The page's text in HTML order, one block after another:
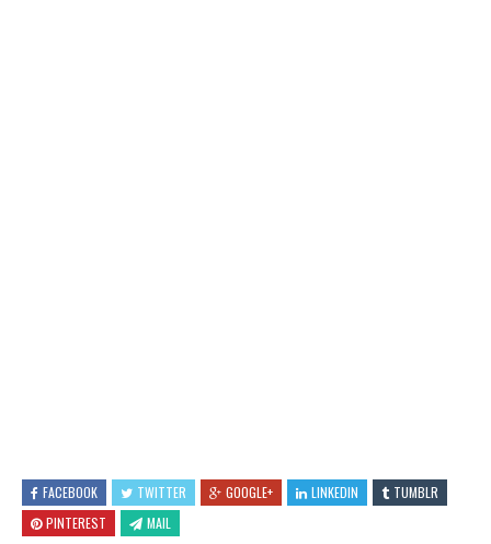
FACEBOOK TWITTER GOOGLE+ LINKEDIN
TUMBLR
PINTEREST
MAIL